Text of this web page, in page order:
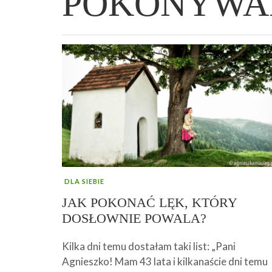
WIELKANOCNA BABKA DROŻDŻOWA –
„TRZYGODZINNA”
„PRZEMIANA” PODRÓŻ DO SIŁY I
WOLNOŚCI :)
GENIALNY ZAKWAS Z BURAKÓW
ROBOTY – WZMACNIA KREW I
AFIRMACJE – TWORZENIE DOBREGO
ŻYCIA!
DLA SIEBIE
JAK POKONAĆ LĘK, KTÓRY
DOSŁOWNIE POWALA?
Kilka dni temu dostałam taki list: „Pani
Agnieszko! Mam 43 lata i kilkanaście dni temu